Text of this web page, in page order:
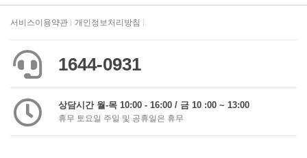
서비스이용약관 개인정보처리방침
1644-0931
상담시간 월-목 10:00 - 16:00 / 금 10 :00 ~ 13:00
휴무 토요일 주일 및 공휴일은 휴무